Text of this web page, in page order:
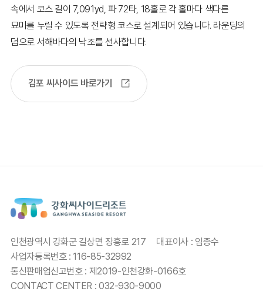
속에서 코스 길이 7,091yd, 파 72타, 18홀로 각 홀마다 색다른
묘미를 누릴 수 있도록 전략형 코스로 설계되어 있습니다. 라운딩의
덤으로 서해바다의 낙조를 선사합니다.
김포 씨사이드 바로가기
인천광역시 강화군 길상면 장흥로 217
대표이사 : 임종수
사업자등록번호 : 116-85-32992
통신판매업신고번호 : 제2019-인천강화-0166호
CONTACT CENTER : 032-930-9000